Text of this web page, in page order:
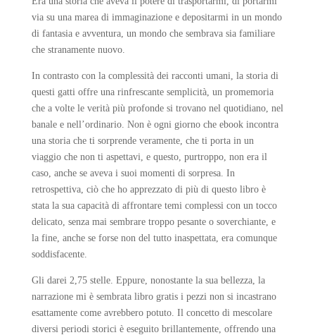
via su una marea di immaginazione e depositarmi in un mondo
di fantasia e avventura, un mondo che sembrava sia familiare
che stranamente nuovo.
In contrasto con la complessità dei racconti umani, la storia di
questi gatti offre una rinfrescante semplicità, un promemoria
che a volte le verità più profonde si trovano nel quotidiano, nel
banale e nell’ordinario. Non è ogni giorno che ebook incontra
una storia che ti sorprende veramente, che ti porta in un
viaggio che non ti aspettavi, e questo, purtroppo, non era il
caso, anche se aveva i suoi momenti di sorpresa. In
retrospettiva, ciò che ho apprezzato di più di questo libro è
stata la sua capacità di affrontare temi complessi con un tocco
delicato, senza mai sembrare troppo pesante o soverchiante, e
la fine, anche se forse non del tutto inaspettata, era comunque
soddisfacente.
Gli darei 2,75 stelle. Eppure, nonostante la sua bellezza, la
narrazione mi è sembrata libro gratis i pezzi non si incastrano
esattamente come avrebbero potuto. Il concetto di mescolare
diversi periodi storici è eseguito brillantemente, offrendo una